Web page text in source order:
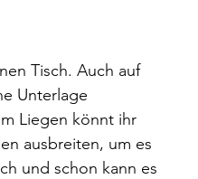
Tisch. Auch auf
Unterlage
Liegen könnt ihr
ausbreiten, um es
und schon kann es